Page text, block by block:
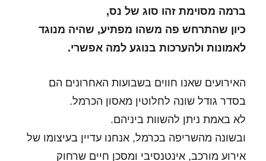
ברמה מסוימת זהו סוג של נס,
כיון שהתרחש פה משהו מפתיע, שהיה מנוגד
לאמונות ולהערכות בנוגע למה אפשרי.
האירועים שאנו חווים בשבועות האחרונים הם
בסדר גודל שונה לחלוטין מאסון הכרמל.
לא באמת ניתן להשוות ביניהם.
ובשונה מהשריפה בכרמל, אנחנו עדיין בעיצומו של
אירוע מורכב, אינטנסיבי ומסכן חיים שרחוק